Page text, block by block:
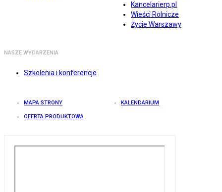
Kancelarierp.pl
Wieści Rolnicze
Życie Warszawy
NASZE WYDARZENIA
Szkolenia i konferencje
MAPA STRONY KALENDARIUM
OFERTA PRODUKTOWA